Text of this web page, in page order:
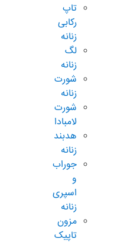
تاپ
رکابی
زنانه
لگ
زنانه
شورت
زنانه
شورت
لامبادا
هدبند
زنانه
جوراب
و
اسپری
زنانه
مزون
تاپیک